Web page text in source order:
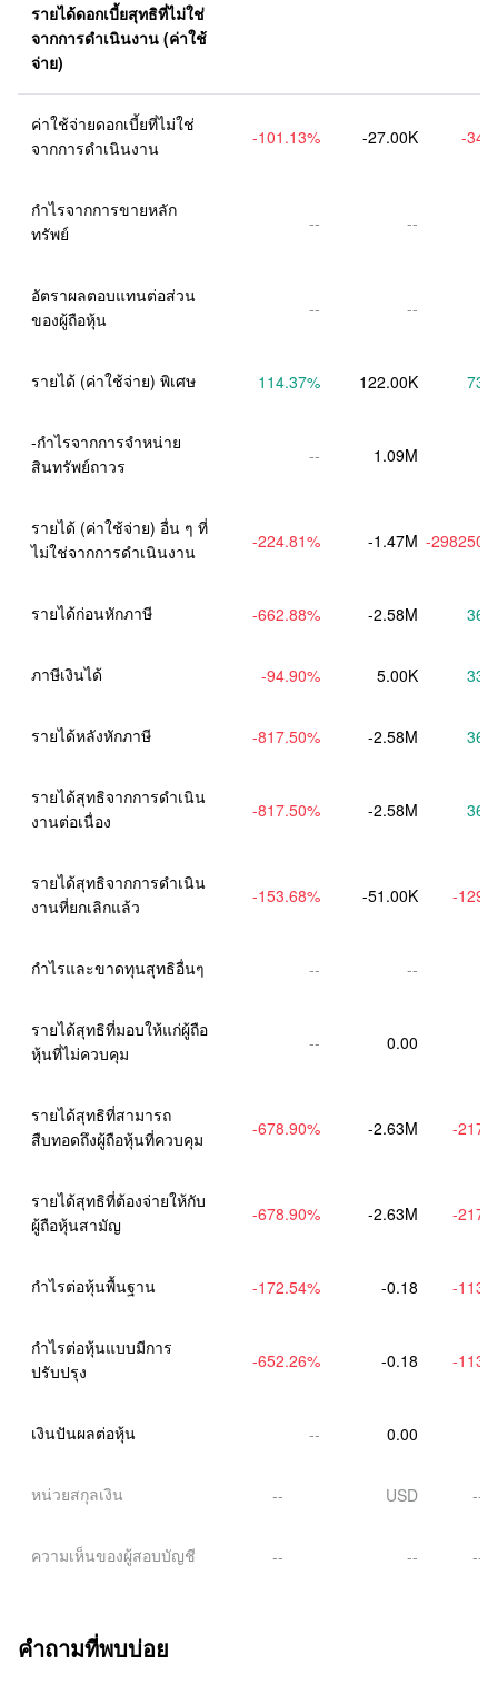
รายได้ดอกเบี้ยสุทธิที่ไม่ใช่
จากการดำเนินงาน (ค่าใช้
จ่าย)
ค่าใช้จ่ายดอกเบี้ยที่ไม่ใช่
จากการดำเนินงาน
-101.13% -27.00K -
กำไรจากการขายหลัก
ทรัพย์
-- --
อัตราผลตอบแทนต่อส่วน
ของผู้ถือหุ้น
-- --
รายได้ (ค่าใช้จ่าย) พิเศษ 114.37% 122.00K
-กำไรจากการจำหน่าย
สินทรัพย์ถาวร
-- 1.09M
รายได้ (ค่าใช้จ่าย) อื่น ๆ ที่
ไม่ใช่จากการดำเนินงาน
-224.81% -1.47M -
รายได้ก่อนหักภาษี -662.88% -2.58M
ภาษีเงินได้ -94.90% 5.00K
รายได้หลังหักภาษี -817.50% -2.58M
รายได้สุทธิจากการดำเนิน
งานต่อเนื่อง
-817.50% -2.58M
รายได้สุทธิจากการดำเนิน
งานที่ยกเลิกแล้ว
-153.68% -51.00K -
กำไรและขาดทุนสุทธิอื่นๆ -- --
รายได้สุทธิที่มอบให้แก่ผู้ถือ
หุ้นที่ไม่ควบคุม
-- 0.00
รายได้สุทธิที่สามารถ
สืบทอดถึงผู้ถือหุ้นที่ควบคุม
-678.90% -2.63M -
รายได้สุทธิที่ต้องจ่ายให้กับ
ผู้ถือหุ้นสามัญ
-678.90% -2.63M -
กําไรต่อหุ้นพื้นฐาน -172.54% -0.18 -
กําไรต่อหุ้นแบบมีการ
ปรับปรุง
-652.26% -0.18 -
เงินปันผลต่อหุ้น -- 0.00
หน่วยสกุลเงิน -- USD --
ความเห็นของผู้สอบบัญชี -- -- --
คำถามที่พบบ่อย